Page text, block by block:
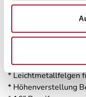
* Sonderbeklebung
* MARKEN Embleme
* Aussenspiegel
* Lenkrad und
* Frontstossfänger in
* Hochwertige
* Leichtmetallfelgen
* Höhenverstellung